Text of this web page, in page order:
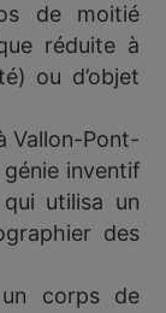
de moitié
réduite à
ou d’objet
Vallon-Pont-
génie inventif
utilisa un
des
un corps de